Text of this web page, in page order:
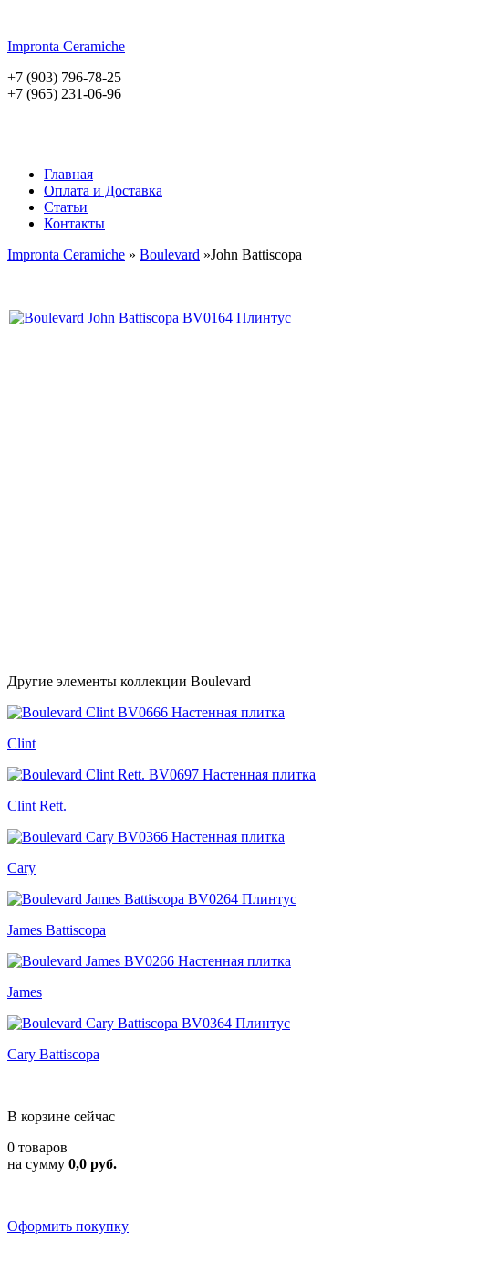
Impronta Ceramiche
+7 (903) 796-78-25
+7 (965) 231-06-96
Главная
Оплата и Доставка
Статьи
Контакты
Impronta Ceramiche » Boulevard »John Battiscopa
Другие элементы коллекции Boulevard
Clint
Clint Rett.
Cary
James Battiscopa
James
Cary Battiscopa
В корзине сейчас
0 товаров
на сумму 0,0 руб.
Оформить покупку